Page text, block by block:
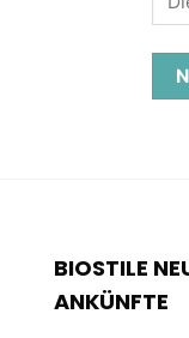
BIOSTILE
ANKÜNFTE